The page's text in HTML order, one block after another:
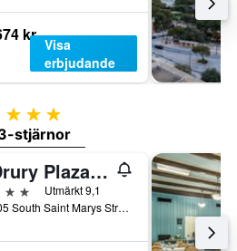
kr
Visa
erbjudande
3 stjärnor
stjärnor
Drury Plaza Hotel San Antonio Riverwalk
Utmärkt 9,1
105 South Saint Marys Street, San Antonio, TX, USA